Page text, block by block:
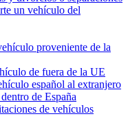
un vehículo del
proveniente de la
de fuera de la UE
español al extranjero
de España
de vehículos